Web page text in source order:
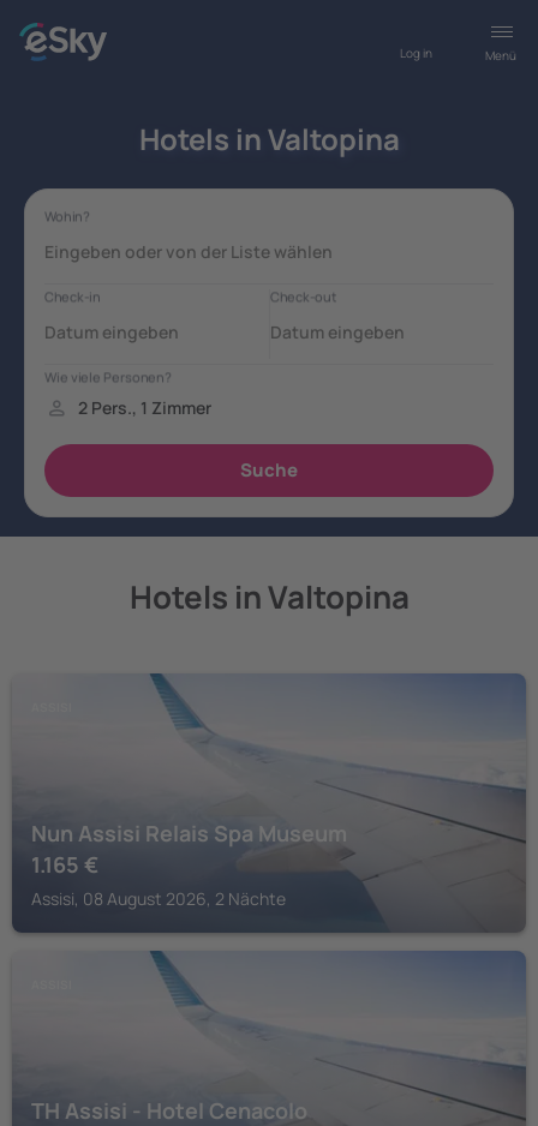
Menü
Log in
Hotels in Valtopina
Hotels in Valtopina
Nun Assisi Relais Spa Museum
1.165 €
Assisi, 08 August 2026, 2 Nächte
TH Assisi - Hotel Cenacolo